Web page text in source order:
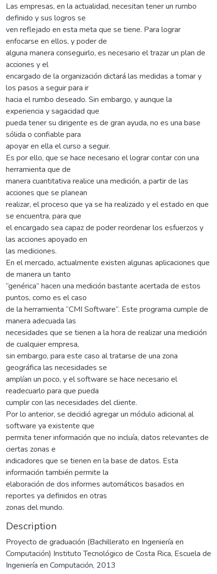
Las empresas, en la actualidad, necesitan tener un rumbo
definido y sus logros se
ven reflejado en esta meta que se tiene. Para lograr
enfocarse en ellos, y poder de
alguna manera conseguirlo, es necesario el trazar un plan de
acciones y el
encargado de la organización dictará las medidas a tomar y
los pasos a seguir para ir
hacia el rumbo deseado. Sin embargo, y aunque la
experiencia y sagacidad que
pueda tener su dirigente es de gran ayuda, no es una base
sólida o confiable para
apoyar en ella el curso a seguir.
Es por ello, que se hace necesario el lograr contar con una
herramienta que de
manera cuantitativa realice una medición, a partir de las
acciones que se planean
realizar, el proceso que ya se ha realizado y el estado en que
se encuentra, para que
el encargado sea capaz de poder reordenar los esfuerzos y
las acciones apoyado en
las mediciones.
En el mercado, actualmente existen algunas aplicaciones que
de manera un tanto
“genérica” hacen una medición bastante acertada de estos
puntos, como es el caso
de la herramienta “CMI Software”. Este programa cumple de
manera adecuada las
necesidades que se tienen a la hora de realizar una medición
de cualquier empresa,
sin embargo, para este caso al tratarse de una zona
geográfica las necesidades se
amplían un poco, y el software se hace necesario el
readecuarlo para que pueda
cumplir con las necesidades del cliente.
Por lo anterior, se decidió agregar un módulo adicional al
software ya existente que
permita tener información que no incluía, datos relevantes de
ciertas zonas e
indicadores que se tienen en la base de datos. Esta
información también permite la
elaboración de dos informes automáticos basados en
reportes ya definidos en otras
zonas del mundo.
Description
Proyecto de graduación (Bachillerato en Ingeniería en
Computación) Instituto Tecnológico de Costa Rica, Escuela de
Ingeniería en Computación, 2013